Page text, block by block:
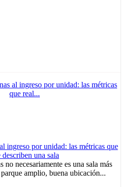
al ingreso por unidad: las métricas
que real...
no necesariamente es una sala más
amplio, buena ubicación...